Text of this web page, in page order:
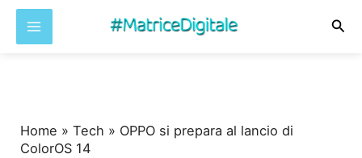
Home »Tech » OPPO si prepara al lancio di
ColorOS 14